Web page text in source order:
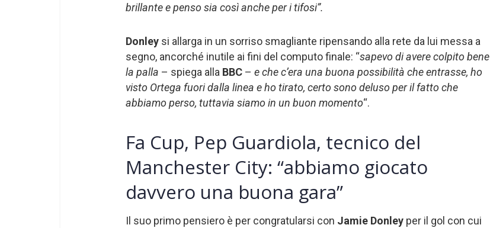
brillante e penso sia così anche per i tifosi”.
Donley si allarga in un sorriso smagliante ripensando alla rete da lui messa a
segno, ancorché inutile ai fini del computo finale: “sapevo di avere colpito bene
la palla – spiega alla BBC – e che c’era una buona possibilità che entrasse, ho
visto Ortega fuori dalla linea e ho tirato, certo sono deluso per il fatto che
abbiamo perso, tuttavia siamo in un buon momento“.
Fa Cup, Pep Guardiola, tecnico del
Manchester City: “abbiamo giocato
davvero una buona gara”
Il suo primo pensiero è per congratularsi con Jamie Donley per il gol con cui